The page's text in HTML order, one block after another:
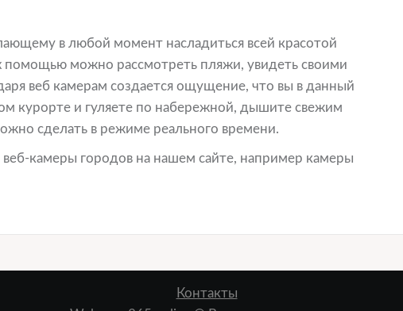
в любой момент насладиться всей красотой
помощью можно рассмотреть пляжи, увидеть своими
веб камерам создается ощущение, что вы в данный
курорте и гуляете по набережной, дышите свежим
сделать в режиме реального времени.
камеры городов на нашем сайте, например камеры
Контакты